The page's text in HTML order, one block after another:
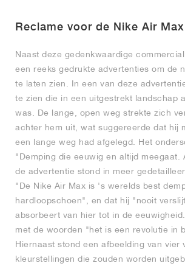
Reclame voor de Nike Air Max
Naast deze gedenkwaardige
een reeks gedrukte advertenties om de
te laten zien. In een van deze
te zien die in een uitgestrekt landschap
was. De lange, open weg strekte zich
achter hem uit, wat suggereerde dat hij
een lange weg had afgelegd. Het
"Demping die eeuwig en altijd meegaat.
de advertentie stond in meer
"De Nike Air Max is 's werelds best
hardloopschoen", en dat hij "nooit
absorbeert van hier tot in de
met de woorden "het is een revolutie in
Hiernaast stond een afbeelding van vier
kleurstellingen die zouden worden